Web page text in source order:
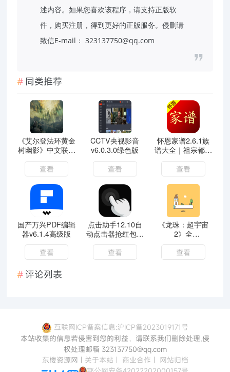
述内容。如果您喜欢该程序，请支持正版软
件，购买注册，得到更好的正版服务。侵删请
致信E-mail： 323137750@qq.com
同类推荐
《艾尔登法环黄金
树幽影》中文联机
版
查看
CCTV央视影音
v6.0.3.0绿色版
查看
怀恩家谱2.6.1族
谱大全｜祖宗都会
谢谢你
查看
国产万兴PDF编辑
器v6.1.4高级版
查看
点击助手12.10自
动点击器抢红包抢
票
查看
《龙珠：超宇宙
2》全
DLC+MOD+存档
+修改器
查看
评论列表
互联网ICP备案信息:沪ICP备2023019171号
本站收集的信息若侵害到您的利益，请联系我们删除处理,侵
权处理邮箱 323137750@qq.com
东楼资源网
关于本站 商业合作
网站归档